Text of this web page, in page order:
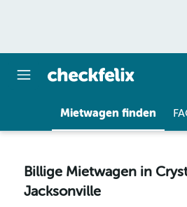
Mietwagen finden
Billige Mietwagen in
Jacksonville